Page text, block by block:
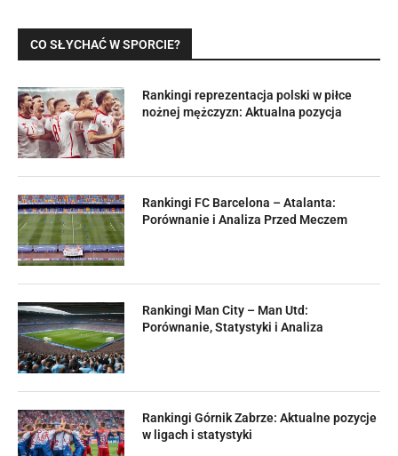
CO SŁYCHAĆ W SPORCIE?
Rankingi reprezentacja polski w piłce
nożnej mężczyzn: Aktualna pozycja
Rankingi FC Barcelona – Atalanta:
Porównanie i Analiza Przed Meczem
Rankingi Man City – Man Utd:
Porównanie, Statystyki i Analiza
Rankingi Górnik Zabrze: Aktualne pozycje
w ligach i statystyki